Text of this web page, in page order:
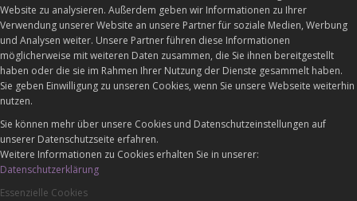
Website zu analysieren. Außerdem geben wir Informationen zu Ihrer
Verwendung unserer Website an unsere Partner für soziale Medien, Werbung
und Analysen weiter. Unsere Partner führen diese Informationen
möglicherweise mit weiteren Daten zusammen, die Sie ihnen bereitgestellt
haben oder die sie im Rahmen Ihrer Nutzung der Dienste gesammelt haben.
Sie geben Einwilligung zu unseren Cookies, wenn Sie unsere Webseite weiterhin
nutzen.
Sie können mehr über unsere Cookies und Datenschutzeinstellungen auf
unserer Datenschutzseite erfahren.
Weitere Informationen zu Cookies erhalten Sie in unserer:
Datenschutzerklärung
Essenzielle Cookies